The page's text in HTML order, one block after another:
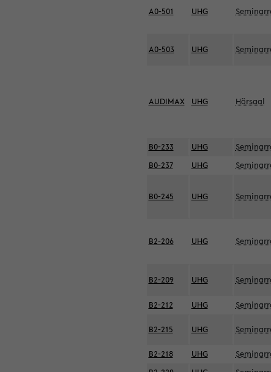
A0-501 UHG
A0-503 UHG
AUDIMAX UHG Hörsaal
B0-233 UHG
B0-237
UHG
B0-245 UHG
B2-206 UHG
B2-209 UHG
B2-212 UHG
B2-215 UHG
B2-218 UHG